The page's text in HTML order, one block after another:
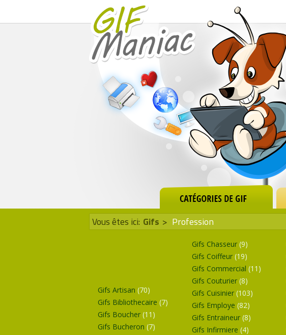
Vous êtes ici: Gifs > Profession
Gifs Artisan (70)
Gifs Bibliothecaire (7)
Gifs Boucher (11)
Gifs Bucheron (7)
Gifs Chasseur (9)
Gifs Coiffeur (19)
Gifs Commercial (11)
Gifs Couturier (8)
Gifs Cuisinier (103)
Gifs Employe (82)
Gifs Entraineur (8)
Gifs Infirmiere (4)